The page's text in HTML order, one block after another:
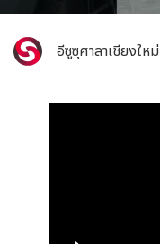
อีซูซุศาลาเชียงใหม่